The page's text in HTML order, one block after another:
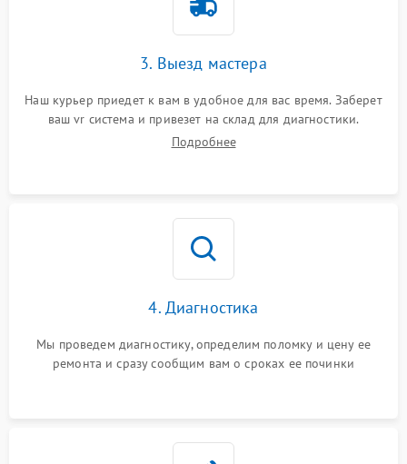
3. Выезд мастера
Наш курьер приедет к вам в удобное для вас время. Заберет
ваш vr система и привезет на склад для диагностики.
Подробнее
4. Диагностика
Мы проведем диагностику, определим поломку и цену ее
ремонта и сразу сообщим вам о сроках ее починки